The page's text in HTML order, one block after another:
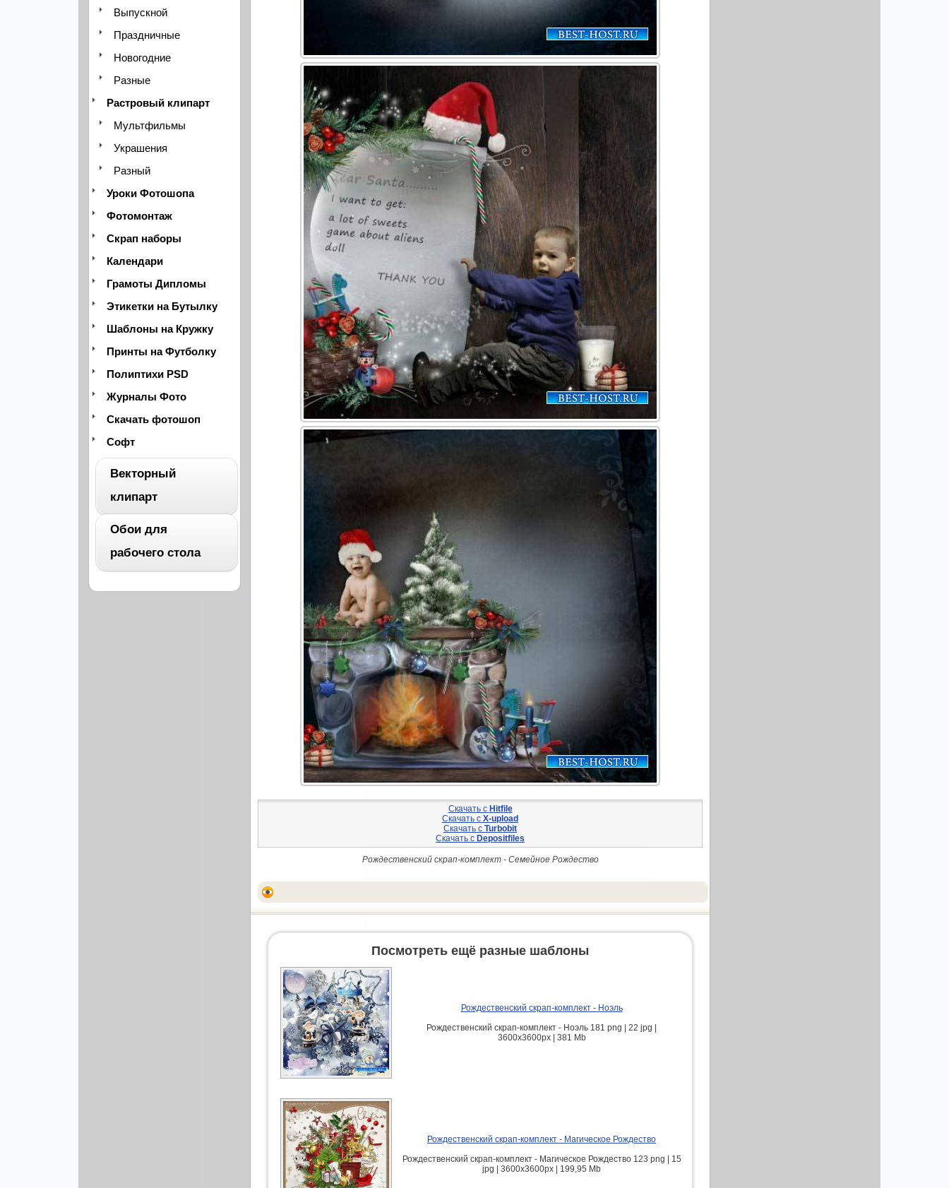
Выпускной
Праздничные
Новогодние
Разные
Растровый клипарт
Мультфильмы
Украшения
Разный
Уроки Фотошопа
Фотомонтаж
Скрап наборы
Календари
Грамоты Дипломы
Этикетки на Бутылку
Шаблоны на Кружку
Принты на Футболку
Полиптихи PSD
Журналы Фото
Скачать фотошоп
Софт
Векторный
клипарт
Архитектура
Обои для
рабочего стола
ВСЕ
Скачать с Hitfile
Скачать с X-upload
Скачать с Turbobit
Скачать с Depositfiles
Рождественский скрап-комплект - Семейное Рождество
Посмотреть ещё разные шаблоны
Рождественский скрап-комплект - Ноэль
Рождественский скрап-комплект - Ноэль 181 png | 22 jpg |
3600x3600px | 381 Mb
Рождественский скрап-комплект - Магическое Рождество
Рождественский скрап-комплект - Магическое Рождество 123 png | 15
jpg | 3600x3600px | 199,95 Mb